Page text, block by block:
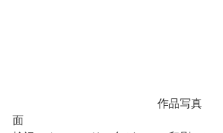
作品写真
面